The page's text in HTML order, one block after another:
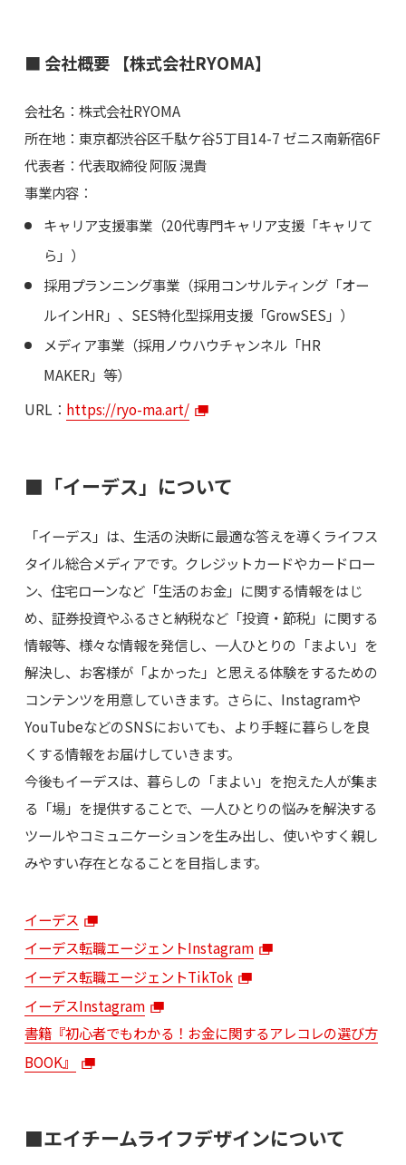
■ 会社概要 【株式会社RYOMA】
会社名：株式会社RYOMA
所在地：東京都渋谷区千駄ケ谷5丁目14-7 ゼニス南新宿6F
代表者：代表取締役 阿阪 滉貴
事業内容：
キャリア支援事業（20代専門キャリア支援「キャリて
ら」）
採用プランニング事業（採用コンサルティング「オー
ルインHR」、SES特化型採用支援「GrowSES」）
メディア事業（採用ノウハウチャンネル「HR
MAKER」等）
URL： https://ryo-ma.art/
■「イーデス」について
「イーデス」は、生活の決断に最適な答えを導くライフス
タイル総合メディアです。クレジットカードやカードロー
ン、住宅ローンなど「生活のお金」に関する情報をはじ
め、証券投資やふるさと納税など「投資・節税」に関する
情報等、様々な情報を発信し、一人ひとりの「まよい」を
解決し、お客様が「よかった」と思える体験をするための
コンテンツを用意していきます。さらに、Instagramや
YouTubeなどのSNSにおいても、より手軽に暮らしを良
くする情報をお届けしていきます。
今後もイーデスは、暮らしの「まよい」を抱えた人が集ま
る「場」を提供することで、一人ひとりの悩みを解決する
ツールやコミュニケーションを生み出し、使いやすく親し
みやすい存在となることを目指します。
イーデス
イーデス転職エージェントInstagram
イーデス転職エージェントTikTok
イーデスInstagram
書籍『初心者でもわかる！お金に関するアレコレの選び方
BOOK』
■エイチームライフデザインについて